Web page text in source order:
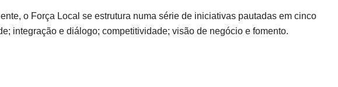
o Força Local se estrutura numa série de iniciativas pautadas em cinco
integração e diálogo; competitividade; visão de negócio e fomento.